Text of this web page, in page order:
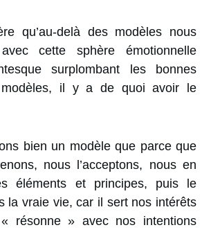
qu’au-delà des modèles nous
cette sphère émotionnelle
surplombant les bonnes
modèles, il y a de quoi avoir le
bien un modèle que parce que
nous l’acceptons, nous en
éléments et principes, puis le
la vraie vie, car il sert nos intérêts
résonne » avec nos intentions